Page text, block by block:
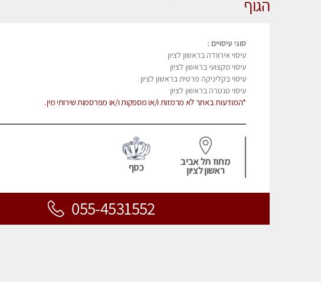
הגוף
סוגי עיסויים :
עיסוי אירוודה בראשון לציון
עיסוי מקצועי בראשון לציון
עיסוי בקליניקה פרטית בראשון לציון
עיסוי טנטרה בראשון לציון
*המודעות באתר לא מרמזות ו/או מספקות ו/או מפרסמות שירותי מין.
מחוז תל אביב
ראשון לציון כסף
055-4531552